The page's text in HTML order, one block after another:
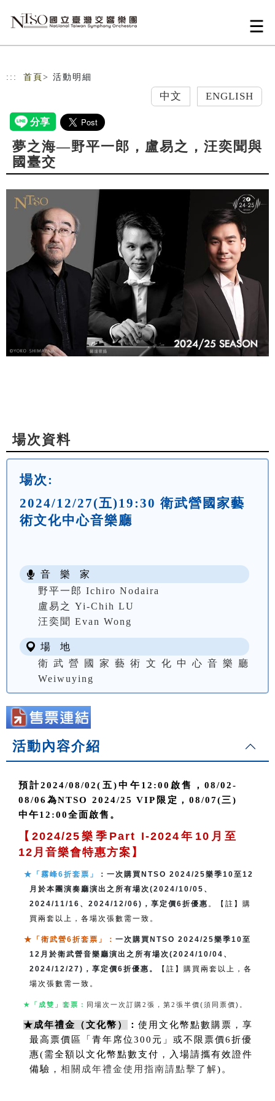
::: 首頁 > 活動明細
中文 ENGLISH
夢之海—野平一郎，盧易之，汪奕聞與
國臺交
場次資料
場次:
2024/12/27(五)19:30 衛武營國家藝
術文化中心音樂廳
音 樂 家
野平一郎 Ichiro Nodaira
盧易之 Yi-Chih LU
汪奕聞 Evan Wong
場 地
衛武營國家藝術文化中心音樂廳
Weiwuying
活動內容介紹
預計2024/08/02(五)中午12:00啟售，08/02-
08/06為NTSO 2024/25 VIP限定，08/07(三)
中午12:00全面啟售。
【2024/25樂季Part I-2024年10月至
12月音樂會特惠方案】
★「霧峰6折套票」
：一次購買NTSO 2024/25樂季10至12
月於本團演奏廳演出之所有場次(2024/10/05、
2024/11/16、2024/12/06)，享定價6折優惠 。【註】購
買兩套以上，各場次張數需一致。
★「衛武營6折套票」 ： 一次購買NTSO 2024/25樂季10至
12月於衛武營音樂廳演出之所有場次(2024/10/04、
2024/12/27)，享定價6折優惠。
【註】購買兩套以上，各
場次張數需一致。
★ 「成雙」套票： 同場次一次訂購2張，第2張半價(須同票價)。
★成年禮金（文化幣） ：使用文化幣點數購票，享
最高票價區「青年席位300元」或不限票價6折優
惠(需全額以文化幣點數支付，入場請攜有效證件
備驗， 相關成年禮金使用指南請點擊了解)。